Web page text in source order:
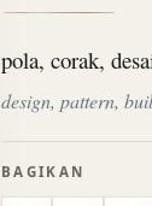
pola, corak,
design, pattern,
BAGIKAN